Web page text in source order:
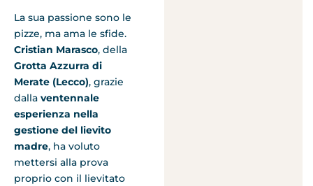
La sua passione sono le
pizze, ma ama le sfide.
Cristian Marasco, della
Grotta Azzurra di
Merate (Lecco), grazie
dalla ventennale
esperienza nella
gestione del lievito
madre, ha voluto
mettersi alla prova
proprio con il lievitato